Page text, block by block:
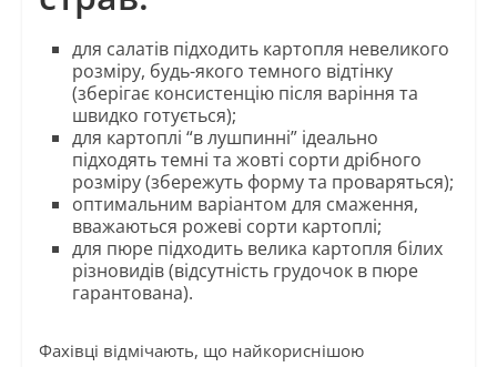
для салатів підходить картопля невеликого
розміру, будь-якого темного відтінку
(зберігає консистенцію після варіння та
швидко готується);
для картоплі “в лушпинні” ідеально
підходять темні та жовті сорти дрібного
розміру (збережуть форму та проваряться);
оптимальним варіантом для смаження,
вважаються рожеві сорти картоплі;
для пюре підходить велика картопля білих
різновидів (відсутність грудочок в пюре
гарантована).
Фахівці відмічають, що найкориснішою